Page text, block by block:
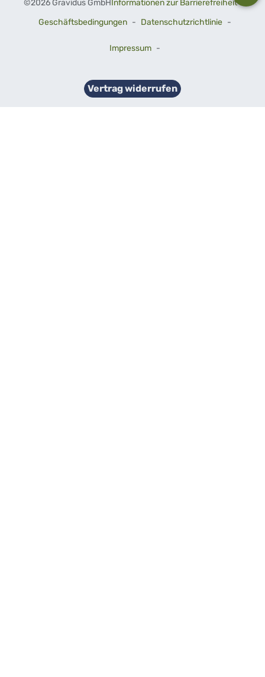
©2026 Gravidus GmbH Informationen zur Barrierefreiheit-
Geschäftsbedingungen - Datenschutzrichtlinie -
Impressum -
Vertrag widerrufen